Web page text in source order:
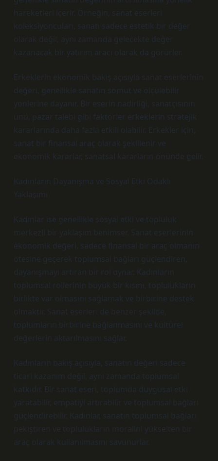
hareketleri içerir. Örneğin, sanat eserleri
koleksiyoncuları, sanatı sadece estetik bir değer
olarak değil, aynı zamanda gelecekte değer
kazanacak bir yatırım aracı olarak da görürler.
Erkeklerin ekonomik bakış açısıyla sanat eserlerinin
değeri, genellikle sanatın somut ve ölçülebilir
yönlerine dayanır. Bir eserin nadirliği, sanatçısının
ünü, pazar talebi gibi faktörler erkeklerin stratejik
kararlarında daha fazla etkili olabilir. Erkekler için,
sanat bir finansal araç olarak şekillenir ve
ekonomik kararlar, sanatsal kararların önünde gelir.
Kadınların Dayanışma ve Sosyal Etki Odaklı
Yaklaşımı
Kadınlar ise genellikle sosyal etki ve topluluk
merkezli bir yaklaşım benimser. Sanat eserlerinin
ekonomik değeri, sadece finansal bir araç olmanın
ötesine geçerek toplumsal bağları güçlendiren,
dayanışmayı artıran bir rol oynar. Kadınların
toplumsal rollerinin büyük bir kısmı, toplulukların
birlikte var olmasını sağlamak ve birbirine destek
olmaktır. Sanat eserleri de benzer şekilde,
toplumların birbirine bağlanmasını ve kültürel
değerlerin aktarılmasını sağlar.
Kadınların bakış açısıyla, sanatın değeri sadece
ticari kazanım değil, aynı zamanda toplumsal
katkıdır. Bir sanat eseri, toplumda duygusal etki
yaratabilir, empatiyi artırabilir ve toplumsal bağları
güçlendirebilir. Kadınlar, sanatın toplumsal bağları
pekiştiren ve toplulukların moralini yükselten bir
araç olarak kullanılmasını savunurlar.